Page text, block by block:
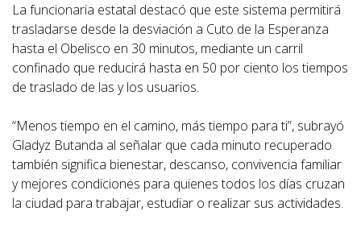
La funcionaria estatal destacó que este sistema permitirá
trasladarse desde la desviación a Cuto de la Esperanza
hasta el Obelisco en 30 minutos, mediante un carril
confinado que reducirá hasta en 50 por ciento los tiempos
de traslado de las y los usuarios.
“Menos tiempo en el camino, más tiempo para ti”, subrayó
Gladyz Butanda al señalar que cada minuto recuperado
también significa bienestar, descanso, convivencia familiar
y mejores condiciones para quienes todos los días cruzan
la ciudad para trabajar, estudiar o realizar sus actividades.